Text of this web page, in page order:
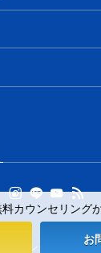
ーニングジム リガッ
カウンセリング
お